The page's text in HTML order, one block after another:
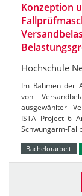
Konzeption
Hochschule
Im Rahmen der
von
ausgewählter
ISTA Project 6
Schwungarm-
Bachelorarbeit